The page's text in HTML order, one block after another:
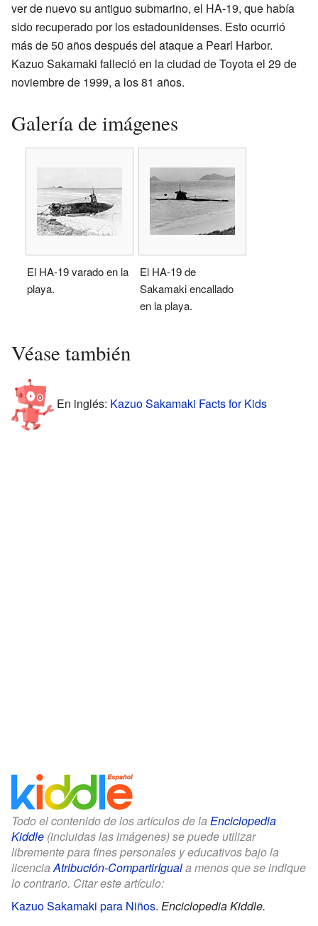
ver de nuevo su antiguo submarino, el HA-19, que había
sido recuperado por los estadounidenses. Esto ocurrió
más de 50 años después del ataque a Pearl Harbor.
Kazuo Sakamaki falleció en la ciudad de Toyota el 29 de
noviembre de 1999, a los 81 años.
Galería de imágenes
El HA-19 varado en la
playa.
El HA-19 de
Sakamaki encallado
en la playa.
Véase también
En inglés: Kazuo Sakamaki Facts for Kids
Todo el contenido de los artículos de la Enciclopedia
Kiddle (incluidas las imágenes) se puede utilizar
libremente para fines personales y educativos bajo la
licenciaAtribución-CompartirIguala menos que se indique
lo contrario. Citar este artículo:
Kazuo Sakamaki para Niños. Enciclopedia Kiddle.